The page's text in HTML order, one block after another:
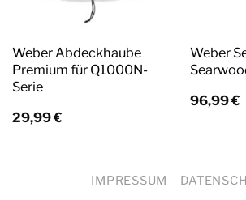
Weber Abdeckhaube
Premium für Q1000N-
Serie
29,99€
Weber
96,99€
IMPRESSUM